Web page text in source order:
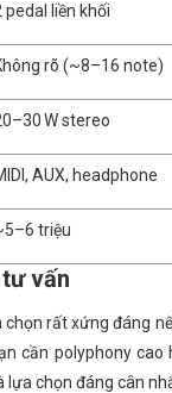
pedal liền khối
rõ (~8–16 note)
W stereo
AUX, headphone
triệu
vấn
chọn rất xứng đáng
cần polyphony
lựa chọn đáng cân